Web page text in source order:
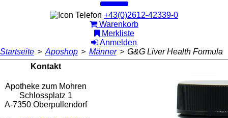
+43(0)2612-42339-0
Warenkorb
Merkliste
Anmelden
Startseite > Aposhop > Männer > G&G Liver Health Formula
Kontakt
Apotheke zum Mohren
Schlossplatz 1
A-7350 Oberpullendorf